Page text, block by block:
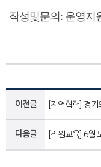
작성및문의: 운영지
이전글 [지역협력] 경
다음글 [직원교육] 6월